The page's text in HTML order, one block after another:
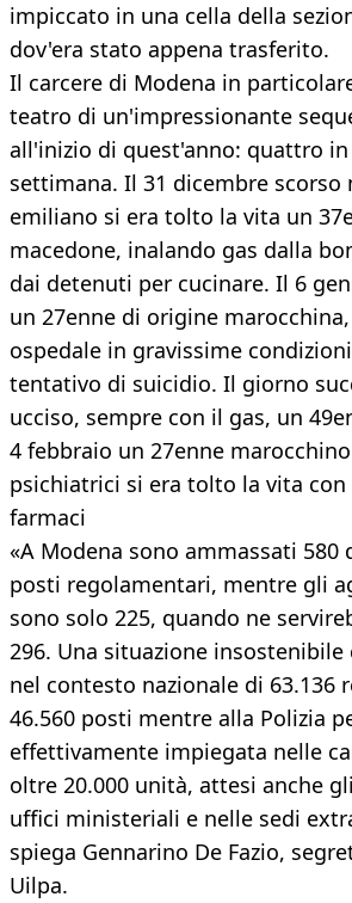
impiccato in una cella della
dov'era stato appena trasferito.
Il carcere di Modena in
teatro di un'impressionante
all'inizio di quest'anno: quattro in
settimana. Il 31 dicembre scorso
emiliano si era tolto la vita un
macedone, inalando gas dalla
dai detenuti per cucinare. Il 6
un 27enne di origine
ospedale in gravissime
tentativo di suicidio. Il giorno
ucciso, sempre con il gas, un
4 febbraio un 27enne
psichiatrici si era tolto la vita con
farmaci
«A Modena sono ammassati 580
posti regolamentari, mentre gli
sono solo 225, quando ne
296. Una situazione insostenibile
nel contesto nazionale di 63.136
46.560 posti mentre alla Polizia
effettivamente impiegata nelle
oltre 20.000 unità, attesi anche
uffici ministeriali e nelle sedi
spiega Gennarino De Fazio,
Uilpa.